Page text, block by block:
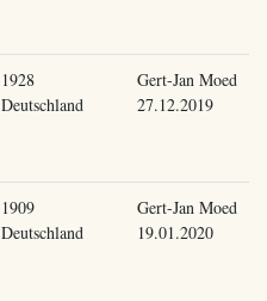
1928
Deutschland
Gert-Jan Moed
27.12.2019
1909
Deutschland
Gert-Jan Moed
19.01.2020